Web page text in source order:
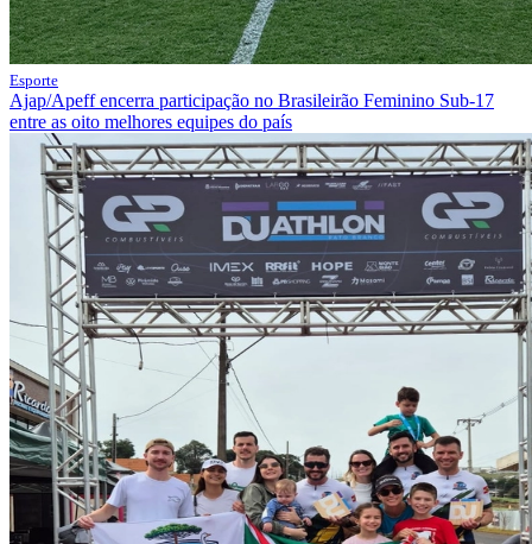
Esporte
Ajap/Apeff encerra participação no Brasileirão Feminino Sub-17
entre as oito melhores equipes do país